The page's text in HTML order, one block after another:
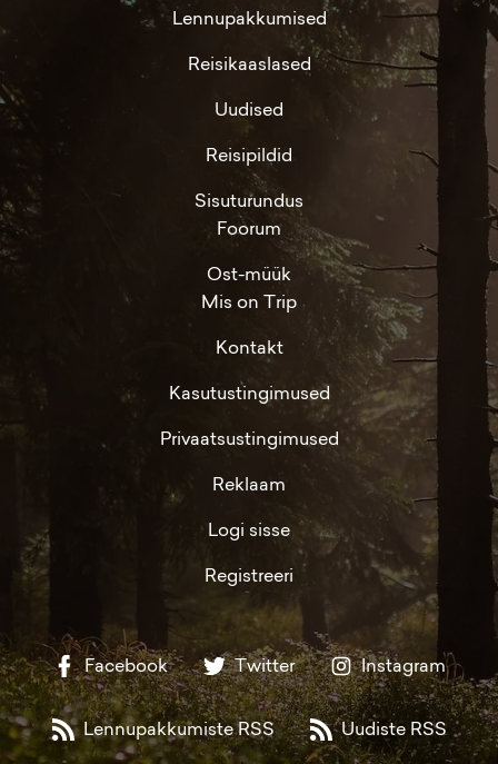
Lennupakkumised
Reisikaaslased
Uudised
Reisipildid
Sisuturundus
Foorum
Ost-müük
Mis on Trip
Kontakt
Kasutustingimused
Privaatsustingimused
Reklaam
Logi sisse
Registreeri
Facebook Twitter Instagram
Lennupakkumiste RSS Uudiste RSS